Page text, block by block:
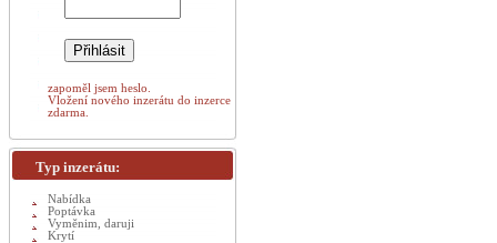
zapoměl jsem heslo.
Vložení nového inzerátu do inzerce
zdarma.
Typ inzerátu:
Nabídka
Poptávka
Vyměnim, daruji
Krytí